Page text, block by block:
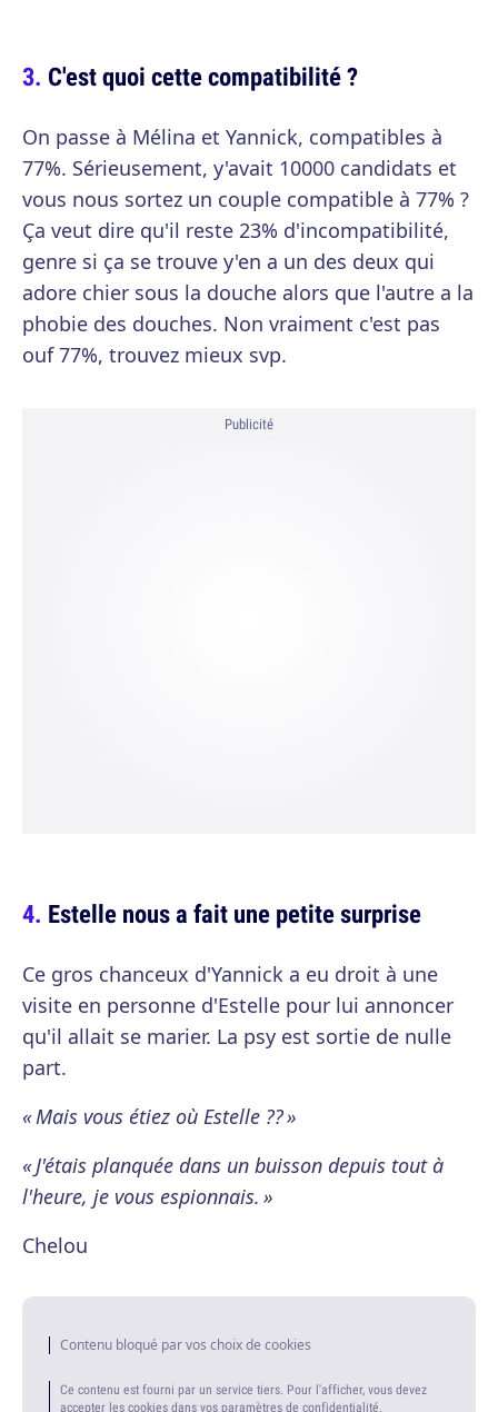
C'est quoi cette compatibilité ?
On passe à Mélina et Yannick, compatibles à
77%. Sérieusement, y'avait 10000 candidats et
vous nous sortez un couple compatible à 77% ?
Ça veut dire qu'il reste 23% d'incompatibilité,
genre si ça se trouve y'en a un des deux qui
adore chier sous la douche alors que l'autre a la
phobie des douches. Non vraiment c'est pas
ouf 77%, trouvez mieux svp.
Publicité
Estelle nous a fait une petite surprise
Ce gros chanceux d'Yannick a eu droit à une
visite en personne d'Estelle pour lui annoncer
qu'il allait se marier. La psy est sortie de nulle
part.
« Mais vous étiez où Estelle ?? »
« J'étais planquée dans un buisson depuis tout à
l'heure, je vous espionnais. »
Chelou
Contenu bloqué par vos choix de cookies
Ce contenu est fourni par un service tiers. Pour l'afficher, vous devez
accepter les cookies dans vos paramètres de confidentialité.